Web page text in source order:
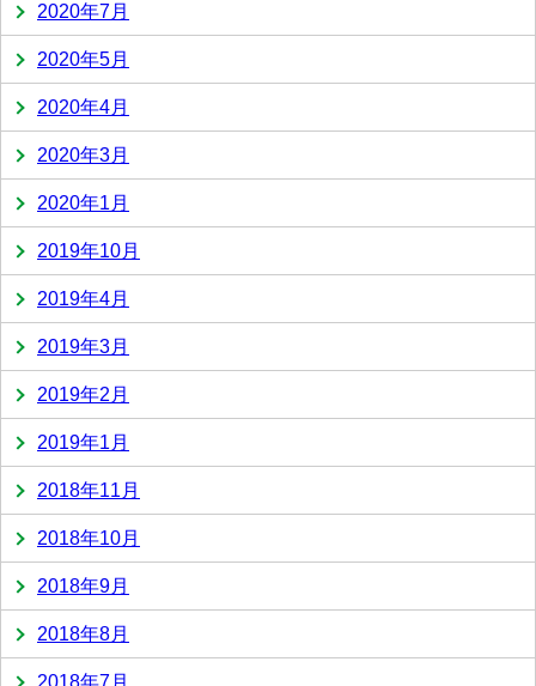
2020年7月
2020年5月
2020年4月
2020年3月
2020年1月
2019年10月
2019年4月
2019年3月
2019年2月
2019年1月
2018年11月
2018年10月
2018年9月
2018年8月
2018年7月